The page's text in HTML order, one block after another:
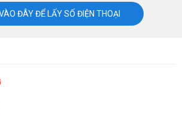
ĐÂY ĐỂ LẤY SỐ ĐIỆN THOẠI